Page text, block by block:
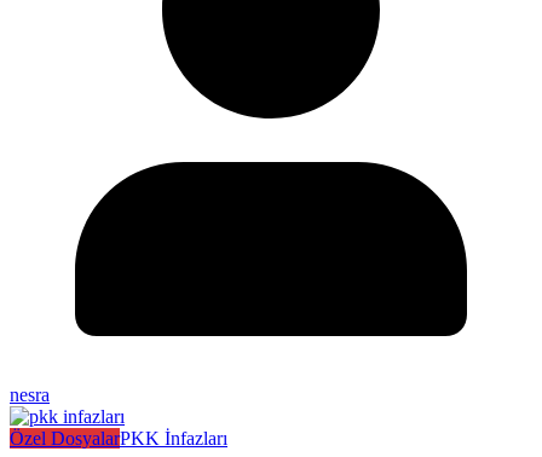
nesra
Özel DosyalarPKK İnfazları